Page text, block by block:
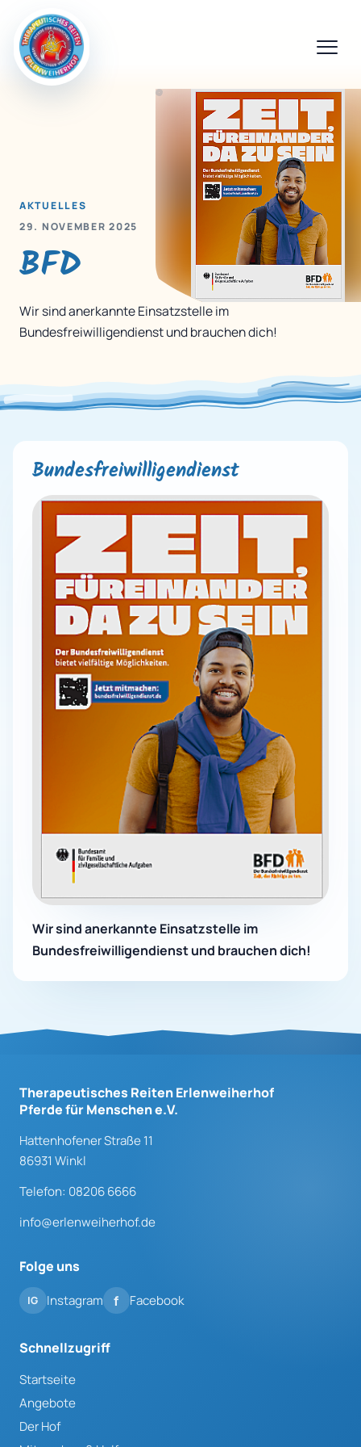
AKTUELLES
29. NOVEMBER 2025
BFD
Wir sind anerkannte Einsatzstelle im
Bundesfreiwilligendienst und brauchen dich!
Bundesfreiwilligendienst
Wir sind anerkannte Einsatzstelle im
Bundesfreiwilligendienst und brauchen dich!
Therapeutisches Reiten Erlenweiherhof
Pferde für Menschen e.V.
Hattenhofener Straße 11
86931 Winkl
Telefon: 08206 6666
info@erlenweiherhof.de
Folge uns
Instagram Facebook
Schnellzugriff
Startseite
Angebote
Der Hof